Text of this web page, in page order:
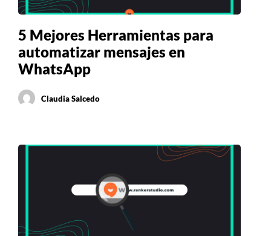
5 Mejores Herramientas para
automatizar mensajes en
WhatsApp
Claudia Salcedo